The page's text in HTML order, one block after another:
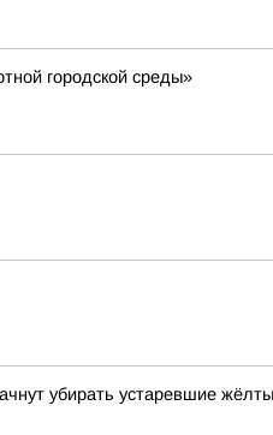
городской среды»
убирать устаревшие